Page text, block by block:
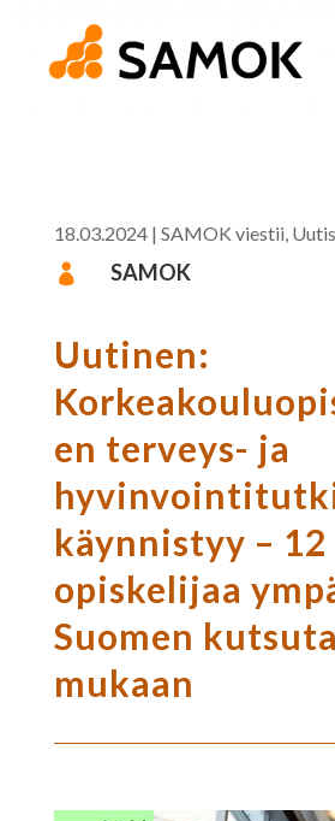
18.03.2024| SAMOK viestii,
 SAMOK
Uutinen:
en terveys- ja
käynnistyy – 12
opiskelijaa
Suomen
mukaan